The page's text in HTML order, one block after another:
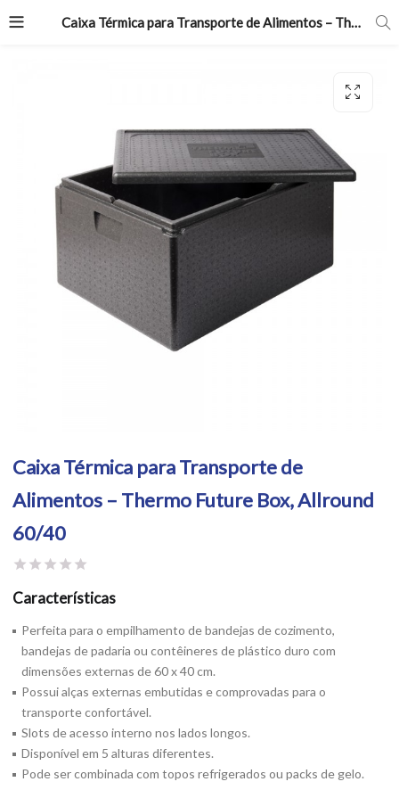
Caixa Térmica para Transporte de Alimentos – Thermo Future Box, Allround 60/40
Caixa Térmica para Transporte de
Alimentos – Thermo Future Box, Allround
60/40
Características
Perfeita para o empilhamento de bandejas de cozimento,
bandejas de padaria ou contêineres de plástico duro com
dimensões externas de 60 x 40 cm.
Possui alças externas embutidas e comprovadas para o
transporte confortável.
Slots de acesso interno nos lados longos.
Disponível em 5 alturas diferentes.
Pode ser combinada com topos refrigerados ou packs de gelo.